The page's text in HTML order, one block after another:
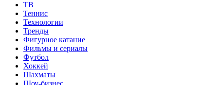
ТВ
Теннис
Технологии
Тренды
Фигурное катание
Фильмы и сериалы
Футбол
Хоккей
Шахматы